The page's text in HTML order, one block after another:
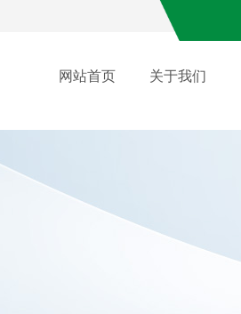
网站首页 关于我们